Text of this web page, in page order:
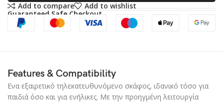
Add to compare
Add to wishlist
Guaranteed Safe Checkout
Features & Compatibility
Ενα εξαιρετικό τηλεκατευθυνόμενο σκάφος, ιδανικό τόσο για
παιδιά όσο και για ενήλικες. Με την προηγμένη λειτουργία